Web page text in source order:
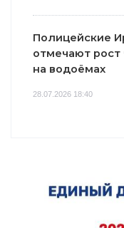
Полицейские
отмечают рост
на водоёмах
28.07.2026 18:40